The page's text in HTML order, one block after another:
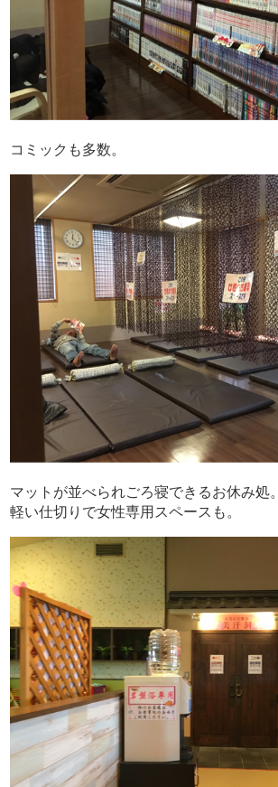
コミックも多数。
マットが並べられごろ寝できるお休み処。
軽い仕切りで女性専用スペースも。